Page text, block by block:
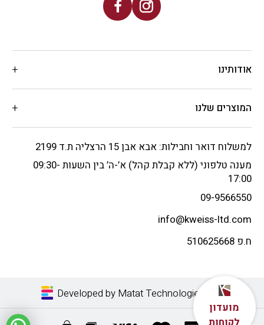
אודותינו
המוצרים שלנו
למשלוח דואר וחבילות: אבא אבן 15 הרצליה ת.ד 2199
מענה טלפוני (ללא קבלת קהל) א’-ה’ בין השעות 09:30-
17:00
09-9566550
info@kweiss-ltd.com
ח.פ 510625668
Developed by Matat Technologies LTD
מועדון